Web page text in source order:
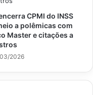
CPMI do INSS
a polêmicas com
Master e citações a
2026